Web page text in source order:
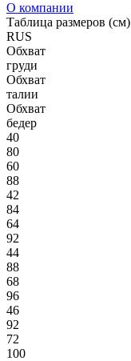
О компании
Таблица размеров (см)
RUS
Обхват
груди
Обхват
талии
Обхват
бедер
40
80
60
88
42
84
64
92
44
88
68
96
46
92
72
100